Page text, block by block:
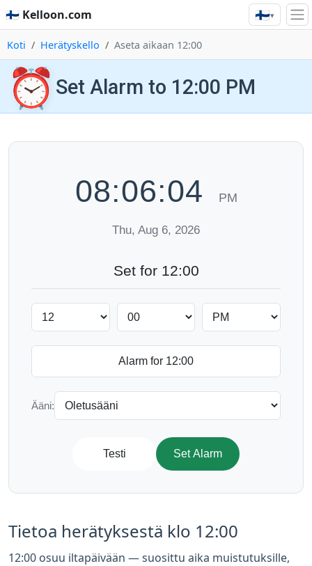
🇫🇮 Kelloon.com 🇫🇮▾
Koti Herätyskello Aseta aikaan 12:00
⏰ Set Alarm to 12:00 PM
08:06:05 PM
Thu, Aug 6, 2026
Set for 12:00
Ääni:
Testi Set Alarm
Tietoa herätyksestä klo 12:00
12:00 osuu iltapäivään — suosittu aika muistutuksille,